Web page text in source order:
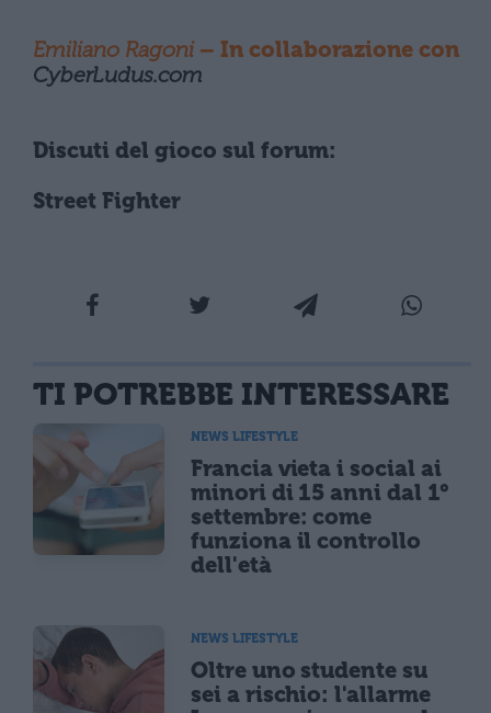
Emiliano Ragoni – In collaborazione con
CyberLudus.com
Discuti del gioco sul forum:
Street Fighter
TI POTREBBE INTERESSARE
NEWS LIFESTYLE
Francia vieta i social ai
minori di 15 anni dal 1°
settembre: come
funziona il controllo
dell'età
NEWS LIFESTYLE
Oltre uno studente su
sei a rischio: l'allarme